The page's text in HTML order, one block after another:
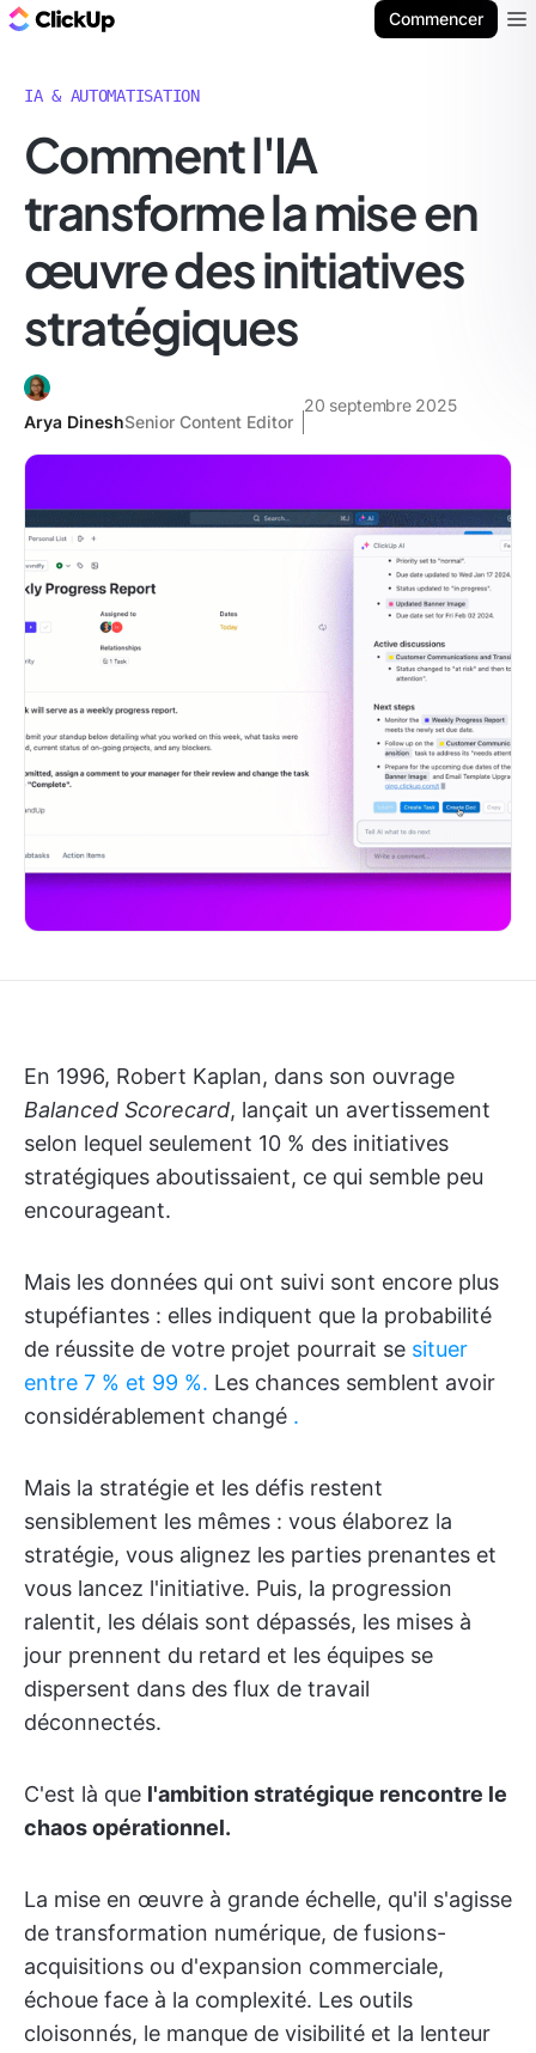
Commencer
IA & AUTOMATISATION
Comment l'IA
transforme la mise en
œuvre des initiatives
stratégiques
Arya DineshSenior Content Editor
20 septembre 2025
En 1996, Robert Kaplan, dans son ouvrage
Balanced Scorecard, lançait un avertissement
selon lequel seulement 10 % des initiatives
stratégiques aboutissaient, ce qui semble peu
encourageant.
Mais les données qui ont suivi sont encore plus
stupéfiantes : elles indiquent que la probabilité
de réussite de votre projet pourrait se situer
entre 7 % et 99 %. Les chances semblent avoir
considérablement changé .
Mais la stratégie et les défis restent
sensiblement les mêmes : vous élaborez la
stratégie, vous alignez les parties prenantes et
vous lancez l'initiative. Puis, la progression
ralentit, les délais sont dépassés, les mises à
jour prennent du retard et les équipes se
dispersent dans des flux de travail
déconnectés.
C'est là que l'ambition stratégique rencontre le
chaos opérationnel.
La mise en œuvre à grande échelle, qu'il s'agisse
de transformation numérique, de fusions-
acquisitions ou d'expansion commerciale,
échoue face à la complexité. Les outils
cloisonnés, le manque de visibilité et la lenteur